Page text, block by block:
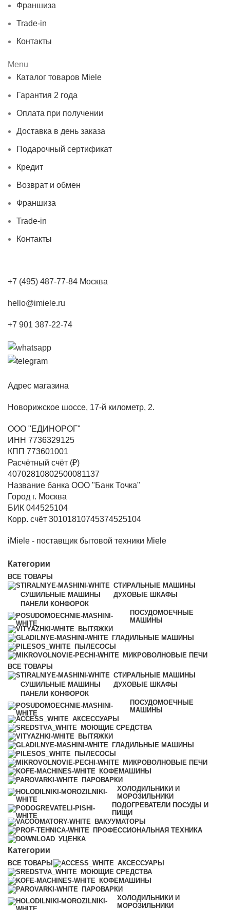
Франшиза
Trade-in
Контакты
Menu
Каталог товаров Miele
Гарантия 2 года
Оплата при получении
Доставка в день заказа
Подарочный сертификат
Кредит
Возврат и обмен
Франшиза
Trade-in
Контакты
+7 (495) 487-77-84 Москва
hello@imiele.ru
+7 901 387-22-74
Адрес магазина
Новорижское шоссе, 17-й километр, 2.
ООО "ЕДИНОРОГ"
ИНН 7736329125
КПП 773601001
Расчётный счёт (₽)
40702810802500081137
Название банка ООО "Банк Точка"
Город г. Москва
БИК 044525104
Корр. счёт 30101810745374525104
iMiele - поставщик бытовой техники Miele
Категории
ВСЕ ТОВАРЫ
СТИРАЛЬНЫЕ МАШИНЫ
СУШИЛЬНЫЕ МАШИНЫ
ДУХОВЫЕ ШКАФЫ
ПАНЕЛИ КОНФОРОК
ПОСУДОМОЕЧНЫЕ
МАШИНЫ
ВЫТЯЖКИ
ГЛАДИЛЬНЫЕ МАШИНЫ
ПЫЛЕСОСЫ
МИКРОВОЛНОВЫЕ ПЕЧИ
ВСЕ ТОВАРЫ
СТИРАЛЬНЫЕ МАШИНЫ
СУШИЛЬНЫЕ МАШИНЫ
ДУХОВЫЕ ШКАФЫ
ПАНЕЛИ КОНФОРОК
ПОСУДОМОЕЧНЫЕ
МАШИНЫ
АКСЕССУАРЫ
МОЮЩИЕ СРЕДСТВА
ВЫТЯЖКИ
ГЛАДИЛЬНЫЕ МАШИНЫ
ПЫЛЕСОСЫ
МИКРОВОЛНОВЫЕ ПЕЧИ
КОФЕМАШИНЫ
ПАРОВАРКИ
ХОЛОДИЛЬНИКИ И
МОРОЗИЛЬНИКИ
ПОДОГРЕВАТЕЛИ ПОСУДЫ И
ПИЩИ
ВАКУУМАТОРЫ
ПРОФЕССИОНАЛЬНАЯ ТЕХНИКА
УЦЕНКА
Категории
ВСЕ ТОВАРЫ
АКСЕССУАРЫ
МОЮЩИЕ СРЕДСТВА
КОФЕМАШИНЫ
ПАРОВАРКИ
ХОЛОДИЛЬНИКИ И
МОРОЗИЛЬНИКИ